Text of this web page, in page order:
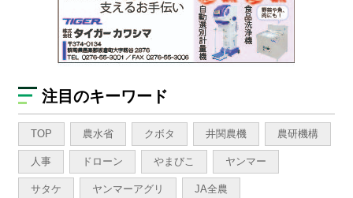
注目のキーワード
TOP 農水省 クボタ 井関農機 農研機構
人事 ドローン やまびこ ヤンマー
サタケ ヤンマーアグリ JA全農